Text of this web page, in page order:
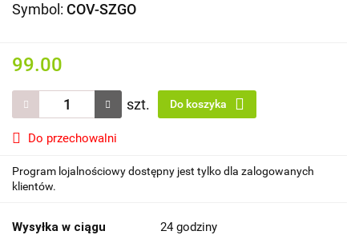
Symbol: COV-SZGO
99.00
szt. Do koszyka
Do przechowalni
Program lojalnościowy dostępny jest tylko dla zalogowanych
klientów.
Wysyłka w ciągu 24 godziny